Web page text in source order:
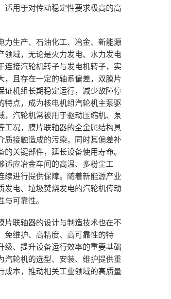
适用于对传动稳定性要求极高的高
力生产、石油化工、冶金、新能源
领域，无论是火力发电、水力发电
连接汽轮机转子与发电机转子，实
，且存在一定的轴系偏差，双膜片
证机组长期稳定运行，减少故障停
特点，成为核电机组汽轮机主泵驱
，汽轮机常被用于驱动压缩机、泵
工况，膜片联轴器的全金属结构具
质接触造成的污染，同时其偏差补
关键部件，延长设备使用寿命。
适应冶金车间的高温、多粉尘工
续进行提供保障。随着新能源产业
发电、垃圾焚烧发电的汽轮机传动
可靠性。
片联轴器的设计与制造技术也在不
免维护、高精度、高可靠性的特
级、提升设备运行效率的重要基础
汽轮机的选型、安装、维护提供重
成本，推动相关工业领域的高质量